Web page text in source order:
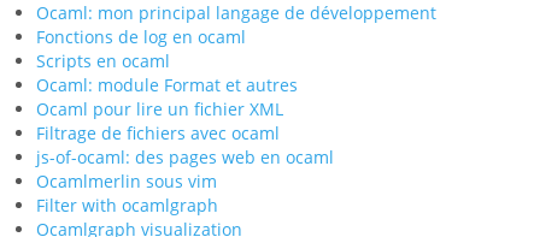
Ocaml: mon principal langage de développement
Fonctions de log en ocaml
Scripts en ocaml
Ocaml: module Format et autres
Ocaml pour lire un fichier XML
Filtrage de fichiers avec ocaml
js-of-ocaml: des pages web en ocaml
Ocamlmerlin sous vim
Filter with ocamlgraph
Ocamlgraph visualization